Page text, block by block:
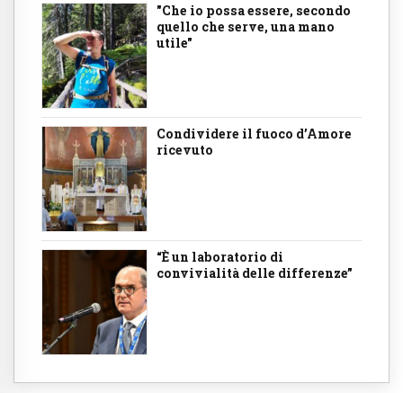
"Che io possa essere, secondo
quello che serve, una mano
utile"
Condividere il fuoco d’Amore
ricevuto
“È un laboratorio di
convivialità delle differenze”